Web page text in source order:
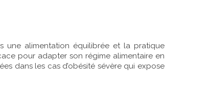
une alimentation équilibrée et la pratique
pour adapter son régime alimentaire en
dans les cas d’obésité sévère qui expose